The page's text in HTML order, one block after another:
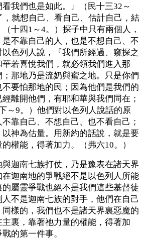
我們也是如此。』（民十三32～
就想自己、看自己、估計自己，結
十四1～4。）探子中只有兩個人，
不靠自己的人，也是不想自己、不
色列人說，『我們所經過、窺探之
若喜悅我們，就必領我們進入那
那地乃是流奶與蜜之地。只是你們
要怕那地的民；因為他們是我們的
離開他們，有耶和華與我們同在；
～9。）他們對以色列人說話的原
靠自己、不想自己、也不看自己；
神為估量。用新約的話說，就是要
權能，得著加力。（弗六10。）
迦南七族打仗，乃是豫表在諸天界
迦南地的爭戰絕不是以色列人所能
屬靈爭戰也絕不是我們這些基督徒
不是迦南七族的對手，他們在自己
樣的，我們也不是諸天界裏惡魔的
裏，靠著祂力量的權能，得著加
的第一件事。